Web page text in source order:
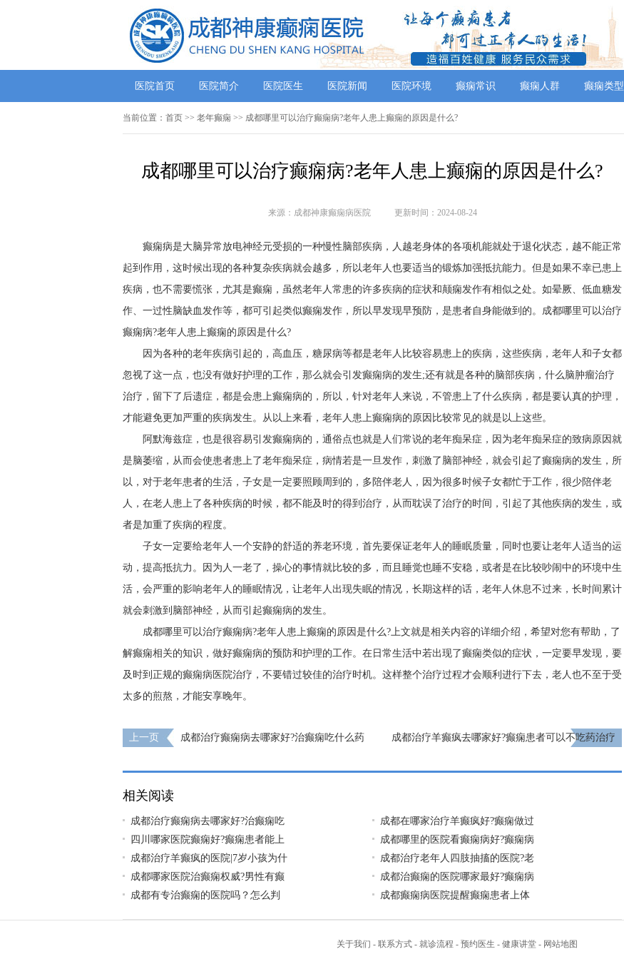
医院首页 医院简介 医院医生 医院新闻 医院环境 癫痫常识 癫痫人群 癫痫类型
当前位置： 首页 >> 老年癫痫 >> 成都哪里可以治疗癫痫病?老年人患上癫痫的原因是什么?
成都哪里可以治疗癫痫病?老年人患上癫痫的原因是什么?
来源：成都神康癫痫病医院 更新时间：2024-08-24
癫痫病是大脑异常放电神经元受损的一种慢性脑部疾病，人越老身体的各项机能就处于退化状态，越不能正常
起到作用，这时候出现的各种复杂疾病就会越多，所以老年人也要适当的锻炼加强抵抗能力。但是如果不幸已患上
疾病，也不需要慌张，尤其是癫痫，虽然老年人常患的许多疾病的症状和颠痫发作有相似之处。如晕厥、低血糖发
作、一过性脑缺血发作等，都可引起类似癫痫发作，所以早发现早预防，是患者自身能做到的。成都哪里可以治疗
癫痫病?老年人患上癫痫的原因是什么?
因为各种的老年疾病引起的，高血压，糖尿病等都是老年人比较容易患上的疾病，这些疾病，老年人和子女都
忽视了这一点，也没有做好护理的工作，那么就会引发癫痫病的发生;还有就是各种的脑部疾病，什么脑肿瘤治疗
治疗，留下了后遗症，都是会患上癫痫病的，所以，针对老年人来说，不管患上了什么疾病，都是要认真的护理，
才能避免更加严重的疾病发生。从以上来看，老年人患上癫痫病的原因比较常见的就是以上这些。
阿默海兹症，也是很容易引发癫痫病的，通俗点也就是人们常说的老年痴呆症，因为老年痴呆症的致病原因就
是脑萎缩，从而会使患者患上了老年痴呆症，病情若是一旦发作，刺激了脑部神经，就会引起了癫痫病的发生，所
以，对于老年患者的生活，子女是一定要照顾周到的，多陪伴老人，因为很多时候子女都忙于工作，很少陪伴老
人，在老人患上了各种疾病的时候，都不能及时的得到治疗，从而耽误了治疗的时间，引起了其他疾病的发生，或
者是加重了疾病的程度。
子女一定要给老年人一个安静的舒适的养老环境，首先要保证老年人的睡眠质量，同时也要让老年人适当的运
动，提高抵抗力。因为人一老了，操心的事情就比较的多，而且睡觉也睡不安稳，或者是在比较吵闹中的环境中生
活，会严重的影响老年人的睡眠情况，让老年人出现失眠的情况，长期这样的话，老年人休息不过来，长时间累计
就会刺激到脑部神经，从而引起癫痫病的发生。
成都哪里可以治疗癫痫病?老年人患上癫痫的原因是什么?上文就是相关内容的详细介绍，希望对您有帮助，了
解癫痫相关的知识，做好癫痫病的预防和护理的工作。在日常生活中若出现了癫痫类似的症状，一定要早发现，要
及时到正规的癫痫病医院治疗，不要错过较佳的治疗时机。这样整个治疗过程才会顺利进行下去，老人也不至于受
太多的煎熬，才能安享晚年。
上一页
成都治疗癫痫病去哪家好?治癫痫吃什么药
成都治疗羊癫疯去哪家好?癫痫患者可以不吃药治疗
相关阅读
成都治疗癫痫病去哪家好?治癫痫吃
成都在哪家治疗羊癫疯好?癫痫做过
四川哪家医院癫痫好?癫痫患者能上
成都哪里的医院看癫痫病好?癫痫病
成都治疗羊癫疯的医院|7岁小孩为什
成都治疗老年人四肢抽搐的医院?老
成都哪家医院治癫痫权威?男性有癫
成都治癫痫的医院哪家最好?癫痫病
成都有专治癫痫的医院吗？怎么判
成都癫痫病医院提醒癫痫患者上体
关于我们 - 联系方式 - 就诊流程 - 预约医生 - 健康讲堂 - 网站地图